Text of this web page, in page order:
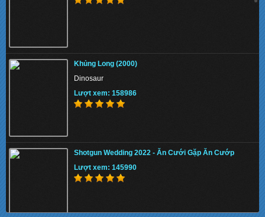
Khủng Long (2000)
Dinosaur
Lượt xem: 158986
Shotgun Wedding 2022 - Ăn Cưới Gặp Ăn Cướp
Lượt xem: 145990